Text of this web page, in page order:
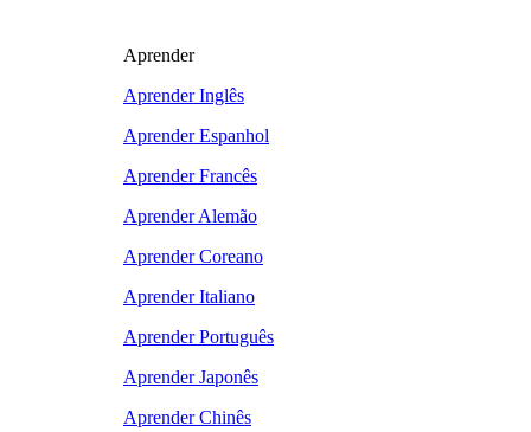
Aprender
Aprender Inglês
Aprender Espanhol
Aprender Francês
Aprender Alemão
Aprender Coreano
Aprender Italiano
Aprender Português
Aprender Japonês
Aprender Chinês